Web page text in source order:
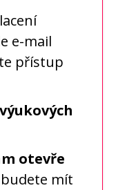
e-mail
přístup
otevře
mít